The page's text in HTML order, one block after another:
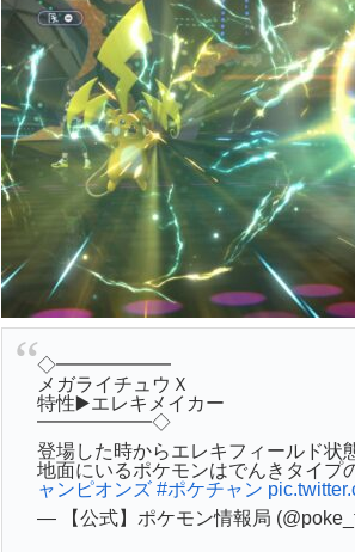
◇━━━━━━
メガライチュウＸ
特性▶️エレキメイカー
━━━━━━◇
登場した時からエレキフィールド状
地面にいるポケモンはでんきタイプ
ャンピオンズ #ポケチャン
— 【公式】ポケモン情報局